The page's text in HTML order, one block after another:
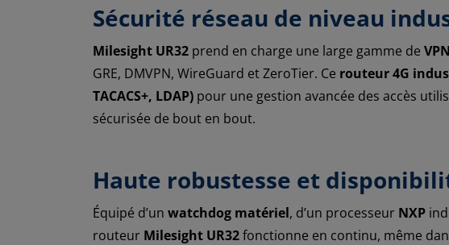
Sécurité réseau de niveau
Milesight UR32 prend en charge une large gamme de
GRE, DMVPN, WireGuard et ZeroTier. Ce routeur 4G
TACACS+, LDAP) pour une gestion avancée des accès
sécurisée de bout en bout.
Haute robustesse et
Équipé d’un watchdog matériel, d’un processeur NXP
routeur Milesight UR32fonctionne en continu, même